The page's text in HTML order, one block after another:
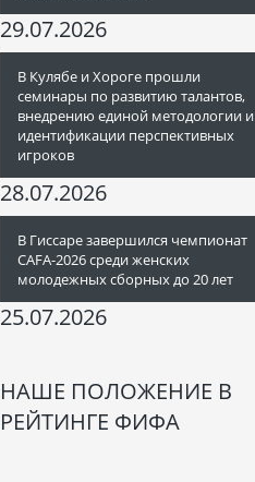
29.07.2026
В Кулябе и Хороге прошли
семинары по развитию талантов,
внедрению единой методологии и
идентификации перспективных
игроков
28.07.2026
В Гиссаре завершился чемпионат
CAFA-2026 среди женских
молодежных сборных до 20 лет
25.07.2026
НАШЕ ПОЛОЖЕНИЕ В
РЕЙТИНГЕ ФИФА